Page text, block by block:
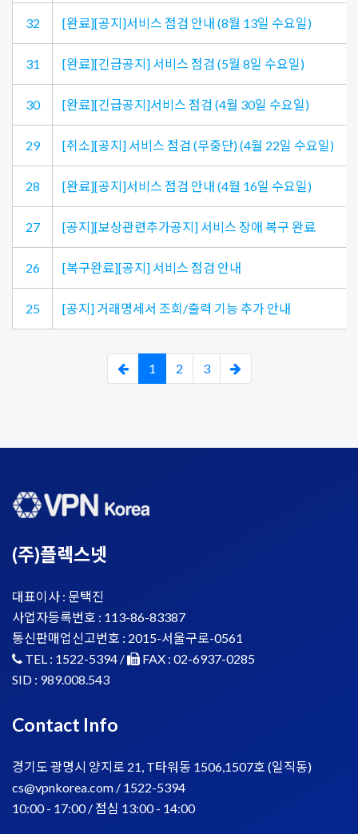
32 [완료][공지]서비스 점검 안내 (8월 13일 수요일)
31 [완료][긴급공지] 서비스 점검 (5월 8일 수요일)
30 [완료][긴급공지]서비스 점검 (4월 30일 수요일)
29 [취소][공지] 서비스 점검 (무중단) (4월 22일 수요일)
28 [완료][공지]서비스 점검 안내 (4월 16일 수요일)
27 [공지][보상관련추가공지] 서비스 장애 복구 완료
26 [복구완료][공지] 서비스 점검 안내
25 [공지] 거래명세서 조회/출력 기능 추가 안내
1 2 3
(주)플렉스넷
대표이사 : 문택진
사업자등록번호 : 113-86-83387
통신판매업신고번호 : 2015-서울구로-0561
TEL : 1522-5394 /
FAX : 02-6937-0285
SID : 989.008.543
Contact Info
경기도 광명시 양지로 21, T타워동 1506,1507호 (일직동)
cs@vpnkorea.com / 1522-5394
10:00 - 17:00 / 점심 13:00 - 14:00